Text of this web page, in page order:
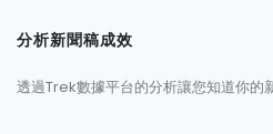
分析新聞稿成效
透過Trek數據平台的分析讓您知道你的